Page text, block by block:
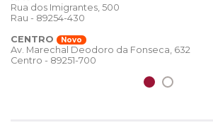
Rua dos Imigrantes, 500
Rau - 89254-430
CENTRO
Novo
Av. Marechal Deodoro da Fonseca, 632
Centro - 89251-700